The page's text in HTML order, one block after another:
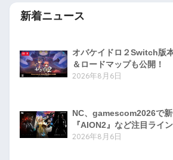
新着ニュース
オバケイドロ２Switch版
＆ロードマップも公開！
2026年8月6日
NC、gamescom2026で新
『AION2』など注目ライ
2026年8月6日